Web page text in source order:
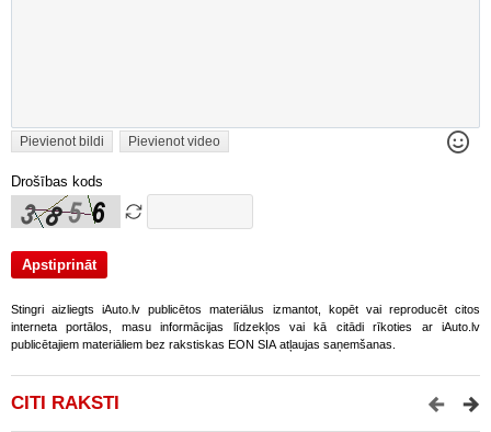
Pievienot bildi Pievienot video
Drošības kods
Stingri aizliegts iAuto.lv publicētos materiālus izmantot, kopēt vai reproducēt citos
interneta portālos, masu informācijas līdzekļos vai kā citādi rīkoties ar iAuto.lv
publicētajiem materiāliem bez rakstiskas EON SIA atļaujas saņemšanas.
CITI RAKSTI